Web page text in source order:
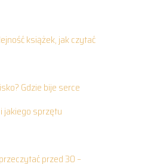
książek, jak czytać
Gdzie bije serce
jakiego sprzętu
przed 30 –